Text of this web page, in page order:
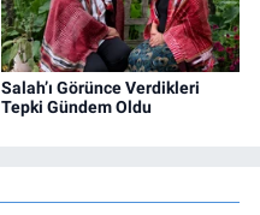
Salah’ı Görünce Verdikleri
Tepki Gündem Oldu